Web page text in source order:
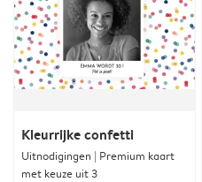
Kleurrijke confetti
Uitnodigingen | Premium kaart
met keuze uit 3